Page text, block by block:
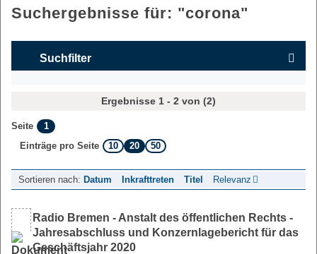
Suchergebnisse für: "corona"
Suchfilter
Ergebnisse 1 - 2 von (2)
Seite
1
Einträge pro Seite
10 20 50
Sortieren nach: Datum Inkrafttreten Titel Relevanz
Radio Bremen - Anstalt des öffentlichen Rechts -
Jahresabschluss und Konzernlagebericht für das
Geschäftsjahr 2020